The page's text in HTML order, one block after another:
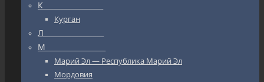
К_________________
Курган
Л_________________
М_________________
Марий Эл — Республика Марий Эл
Мордовия